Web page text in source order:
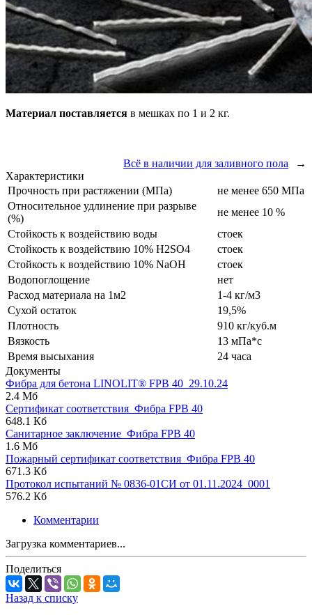
Материал поставляется в мешках по 1 и 2 кг.
Всё в наличии для заливного пола
→
Характеристики
Прочность при растяжении (МПа)
не менее 650 МПа
Относительное удлинение при разрыве
(%)
не менее 10 %
Стойкость к воздействию воды
стоек
Стойкость к воздействию 10% H2SO4
стоек
Стойкость к воздействию 10% NaOH
стоек
Водопоглощение
нет
Расход материала на 1м2
1-4 кг/м3
Сухой остаток
19,5%
Плотность
910 кг/куб.м
Вязкость
13 мПа*с
Время высыхания
24 часа
Документы
Фибра для бетона LINOLIT® FPB 40_29.10.24
2.4 Мб
Сертификат соответствия_Фибра FPB 40
648.1 Кб
Санитарное заключение_Фибра FPB 40
1.6 Мб
Пожарный сертификат соответствия_Фибра FPB 40
671.3 Кб
Протокол испытаний № 0836-01СИ от 01.11.2024_0001
576.2 Кб
Комментарии
Загрузка комментариев...
Поделиться
Назад к списку